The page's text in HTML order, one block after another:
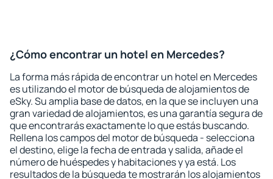
¿Cómo encontrar un hotel en Mercedes?
La forma más rápida de encontrar un hotel en Mercedes
es utilizando el motor de búsqueda de alojamientos de
eSky. Su amplia base de datos, en la que se incluyen una
gran variedad de alojamientos, es una garantía segura de
que encontrarás exactamente lo que estás buscando.
Rellena los campos del motor de búsqueda - selecciona
el destino, elige la fecha de entrada y salida, añade el
número de huéspedes y habitaciones y ya está. Los
resultados de la búsqueda te mostrarán los alojamientos